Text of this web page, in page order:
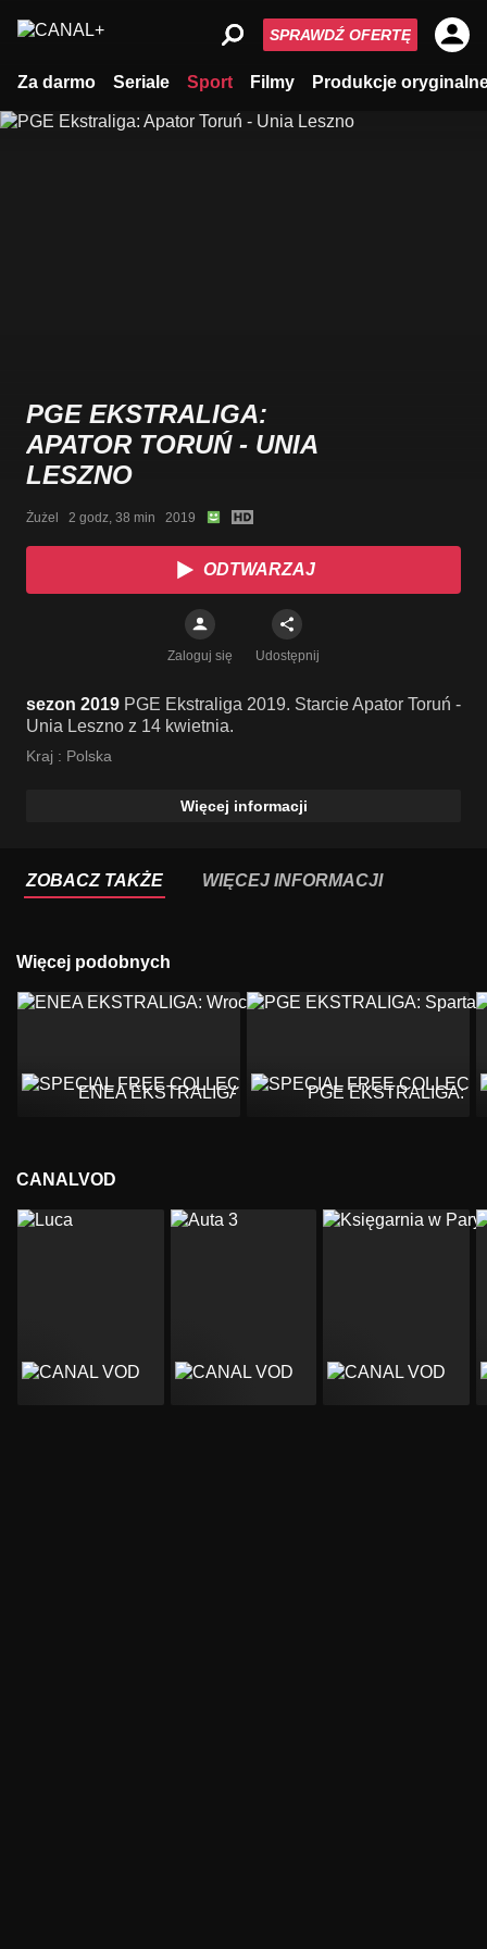
Za darmo Seriale Sport Filmy Produkcje
SPRAWDŹ OFERTĘ
PGE EKSTRALIGA:
APATOR TORUŃ - UNIA
LESZNO
Żużel   2 godz, 38 min   2019
ODTWARZAJ
Zaloguj się Udostępnij
sezon 2019 PGE Ekstraliga 2019. Starcie Apator Toruń -
Unia Leszno z 14 kwietnia.
Kraj : Polska
Więcej informacji
ZOBACZ TAKŻE WIĘCEJ INFORMACJI
Więcej podobnych
ENEA EKSTRALIGA: Wrocław - Gorzów
PGE EKSTRALIGA:
CANALVOD